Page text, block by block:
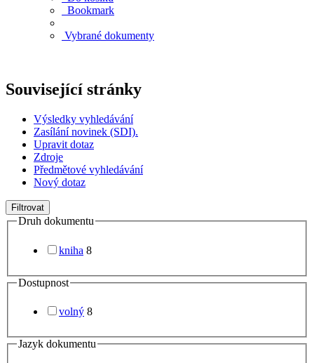
Bookmark
Vybrané dokumenty
Související stránky
Výsledky vyhledávání
Zasílání novinek (SDI).
Upravit dotaz
Zdroje
Předmětové vyhledávání
Nový dotaz
Filtrovat
Druh dokumentu
kniha 8
Dostupnost
volný 8
Jazyk dokumentu